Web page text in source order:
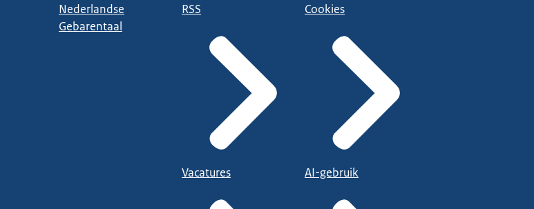
Nederlandse
Gebarentaal
RSS
Vacatures
Cookies
AI-gebruik